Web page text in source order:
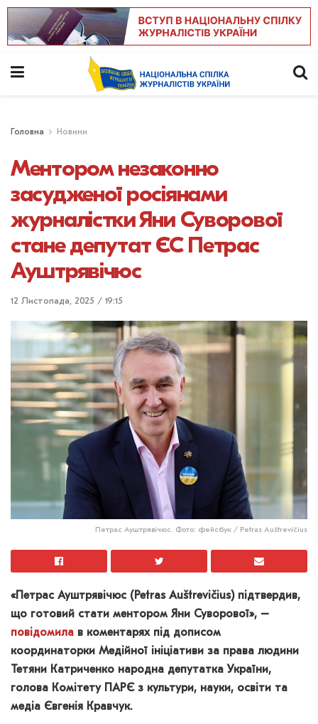
Головна Новини
Ментором незаконно
засудженої росіянами
журналістки Яни Суворової
стане депутат ЄС Петрас
Ауштрявічюс
12 Листопада, 2025 / 19:15
Петрас Ауштрявічюс. Фото: фейсбук / Petras Auštrevičius
«Петрас Ауштрявічюс (Petras Auštrevičius) підтвердив,
що готовий стати ментором Яни Суворової», –
повідомила в коментарях під дописом
координаторки Медійної ініціативи за права людини
Тетяни Катриченко народна депутатка України,
голова Комітету ПАРЄ з культури, науки, освіти та
медіа Євгенія Кравчук.